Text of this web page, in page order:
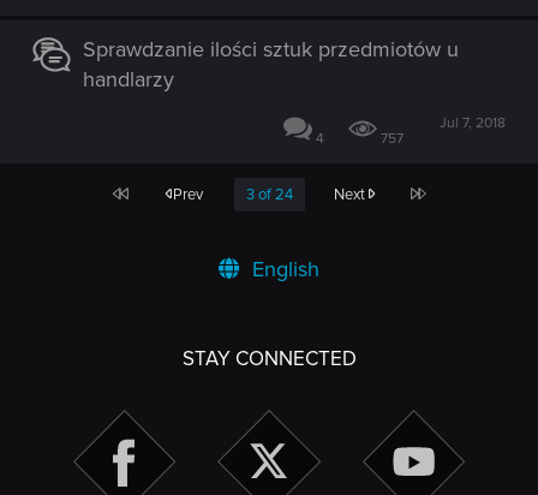
Sprawdzanie ilości sztuk przedmiotów u
handlarzy
4 757
Jul 7, 2018
First Prev 3 of 24 Next Last
English
STAY CONNECTED